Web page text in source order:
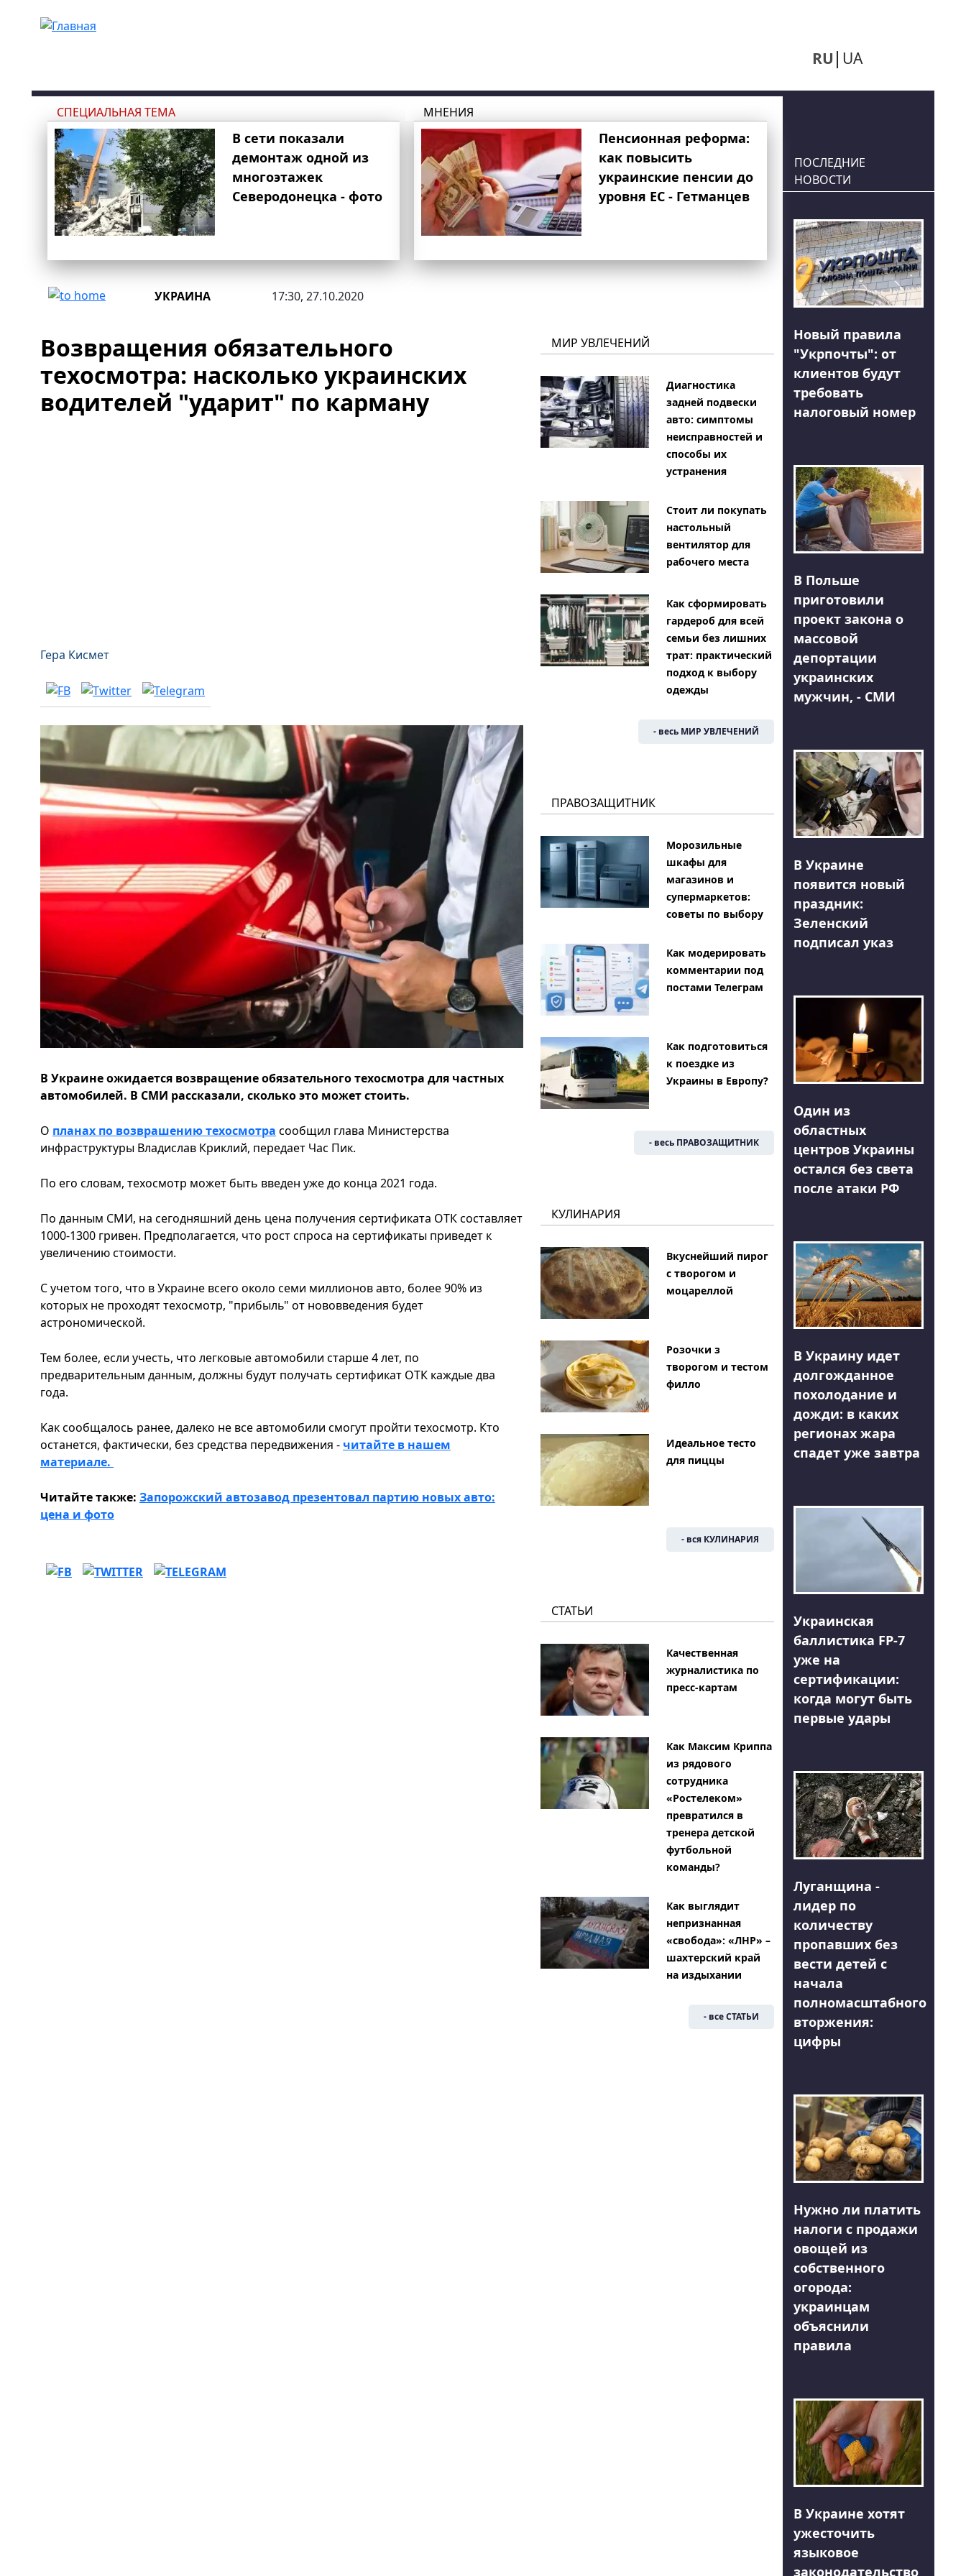
RU UA
СПЕЦИАЛЬНАЯ ТЕМА
В сети показали
демонтаж одной из
многоэтажек
Северодонецка - фото
МНЕНИЯ
Пенсионная реформа:
как повысить
украинские пенсии до
уровня ЕС - Гетманцев
УКРАИНА 17:30, 27.10.2020
Возвращения обязательного
техосмотра: насколько украинских
водителей "ударит" по карману
Гера Кисмет
В Украине ожидается возвращение обязательного техосмотра для частных
автомобилей. В СМИ рассказали, сколько это может стоить.
О планах по возврашению техосмотра сообщил глава Министерства
инфраструктуры Владислав Криклий, передает Час Пик.
По его словам, техосмотр может быть введен уже до конца 2021 года.
По данным СМИ, на сегодняшний день цена получения сертификата ОТК составляет
1000-1300 гривен. Предполагается, что рост спроса на сертификаты приведет к
увеличению стоимости.
С учетом того, что в Украине всего около семи миллионов авто, более 90% из
которых не проходят техосмотр, "прибыль" от нововведения будет
астрономической.
Тем более, если учесть, что легковые автомобили старше 4 лет, по
предварительным данным, должны будут получать сертификат ОТК каждые два
года.
Как сообщалось ранее, далеко не все автомобили смогут пройти техосмотр. Кто
останется, фактически, без средства передвижения - читайте в нашем
материале.
Читайте также: Запорожский автозавод презентовал партию новых авто:
цена и фото
МИР УВЛЕЧЕНИЙ
Диагностика
задней подвески
авто: симптомы
неисправностей и
способы их
устранения
Стоит ли покупать
настольный
вентилятор для
рабочего места
Как сформировать
гардероб для всей
семьи без лишних
трат: практический
подход к выбору
одежды
- весь МИР УВЛЕЧЕНИЙ
ПРАВОЗАЩИТНИК
Морозильные
шкафы для
магазинов и
супермаркетов:
советы по выбору
Как модерировать
комментарии под
постами Телеграм
Как подготовиться
к поездке из
Украины в Европу?
- весь ПРАВОЗАЩИТНИК
КУЛИНАРИЯ
Вкуснейший пирог
с творогом и
моцареллой
Розочки з
творогом и тестом
филло
Идеальное тесто
для пиццы
- вся КУЛИНАРИЯ
СТАТЬИ
Качественная
журналистика по
пресс-картам
Как Максим Криппа
из рядового
сотрудника
«Ростелеком»
превратился в
тренера детской
футбольной
команды?
Как выглядит
непризнанная
«свобода»: «ЛНР» –
шахтерский край
на издыхании
- все СТАТЬИ
ПОСЛЕДНИЕ
НОВОСТИ
Новый правила
"Укрпочты": от
клиентов будут
требовать
налоговый номер
В Польше
приготовили
проект закона о
массовой
депортации
украинских
мужчин, - СМИ
В Украине
появится новый
праздник:
Зеленский
подписал указ
Один из
областных
центров Украины
остался без света
после атаки РФ
В Украину идет
долгожданное
похолодание и
дожди: в каких
регионах жара
спадет уже завтра
Украинская
баллистика FP-7
уже на
сертификации:
когда могут быть
первые удары
Луганщина -
лидер по
количеству
пропавших без
вести детей с
начала
полномасштабного
вторжения:
цифры
Нужно ли платить
налоги с продажи
овощей из
собственного
огорода:
украинцам
объяснили
правила
В Украине хотят
ужесточить
языковое
законодательство